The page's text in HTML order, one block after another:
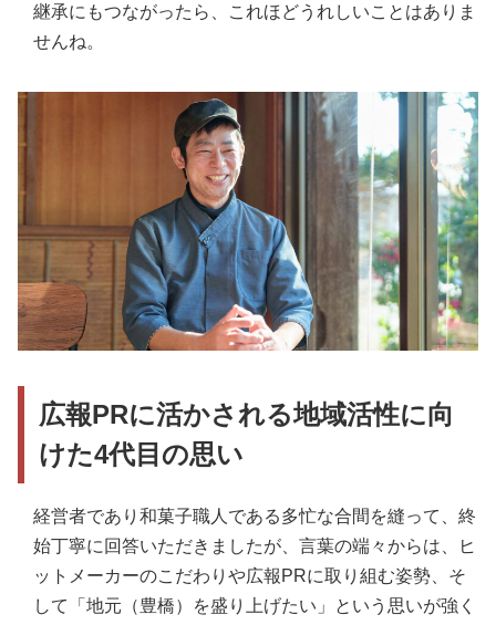
継承にもつながったら、これほどうれしいことはありま
せんね。
広報PRに活かされる地域活性に向
けた4代目の思い
経営者であり和菓子職人である多忙な合間を縫って、終
始丁寧に回答いただきましたが、言葉の端々からは、ヒ
ットメーカーのこだわりや広報PRに取り組む姿勢、そ
して「地元（豊橋）を盛り上げたい」という思いが強く